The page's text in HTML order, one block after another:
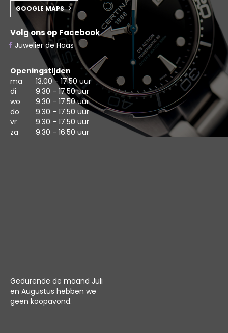
GOOGLE MAPS
Volg ons op Facebook
Juwelier de Haas
Openingstijden
ma
13.00 - 17.50 uur
di
9.30 - 17.50 uur
wo
9.30 - 17.50 uur
do
9.30 - 17.50 uur
vr
9.30 - 17.50 uur
za
9.30 - 16.50 uur
Gedurende de maand Juli
en Augustus hebben we
geen koopavond.